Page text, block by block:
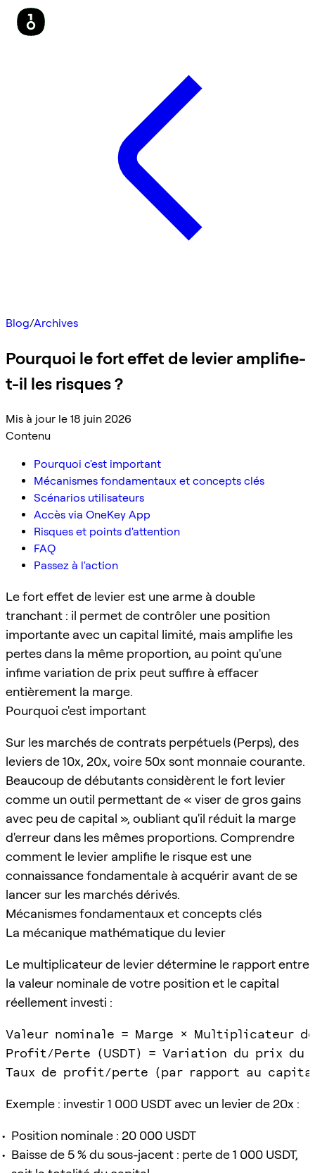
Blog/Archives
Pourquoi le fort effet de levier amplifie-
t-il les risques ?
Mis à jour le 18 juin 2026
Contenu
Pourquoi c'est important
Mécanismes fondamentaux et concepts clés
Scénarios utilisateurs
Accès via OneKey App
Risques et points d'attention
FAQ
Passez à l'action
Le fort effet de levier est une arme à double
tranchant : il permet de contrôler une position
importante avec un capital limité, mais amplifie les
pertes dans la même proportion, au point qu'une
infime variation de prix peut suffire à effacer
entièrement la marge.
Pourquoi c'est important
Sur les marchés de contrats perpétuels (Perps), des
leviers de 10x, 20x, voire 50x sont monnaie courante.
Beaucoup de débutants considèrent le fort levier
comme un outil permettant de « viser de gros gains
avec peu de capital », oubliant qu'il réduit la marge
d'erreur dans les mêmes proportions. Comprendre
comment le levier amplifie le risque est une
connaissance fondamentale à acquérir avant de se
lancer sur les marchés dérivés.
Mécanismes fondamentaux et concepts clés
La mécanique mathématique du levier
Le multiplicateur de levier détermine le rapport entre
la valeur nominale de votre position et le capital
réellement investi :
Valeur nominale = Marge × Multiplicateur
Profit/Perte (USDT) = Variation du prix du
Exemple : investir 1 000 USDT avec un levier de 20x :
Position nominale : 20 000 USDT
Baisse de 5 % du sous-jacent : perte de 1 000 USDT,